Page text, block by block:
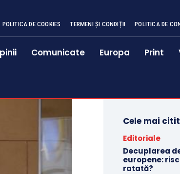
POLITICA DE COOKIES TERMENI ȘI CONDIȚII POLITICA DE
Comunicate Europa Print
Cele mai
Editoriale
Decuplarea
europene:
ratată?